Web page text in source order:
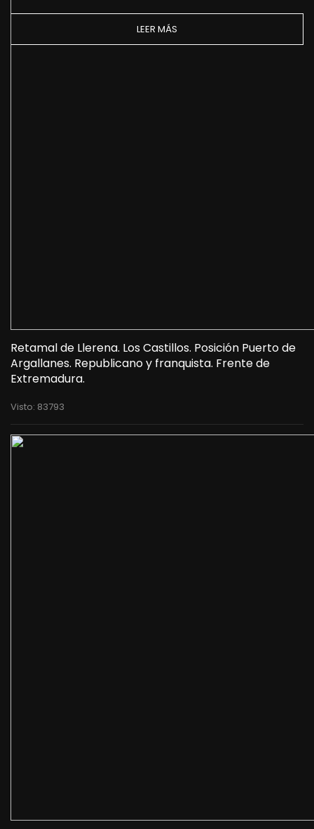
LEER MÁS
Retamal de Llerena. Los Castillos. Posición Puerto de
Argallanes. Republicano y franquista. Frente de
Extremadura.
Visto: 83793